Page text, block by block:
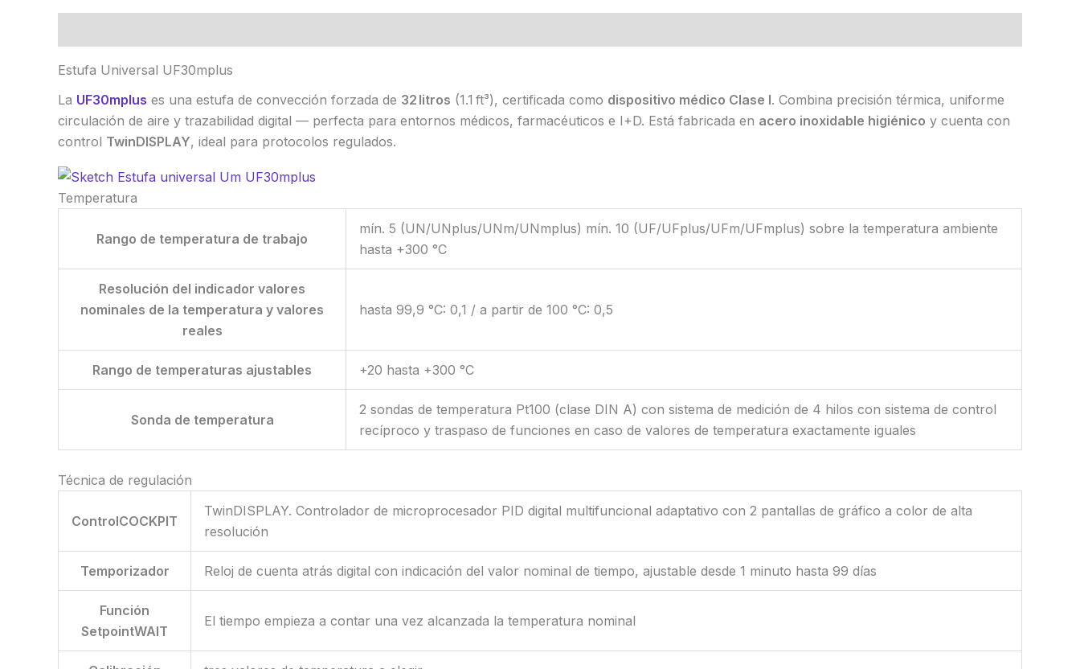
Estufa Universal UF30mplus
La UF30mplus es una estufa de convección forzada de 32 litros (1.1 ft³), certificada como dispositivo médico Clase I. Combina precisión térmica, uniforme
circulación de aire y trazabilidad digital — perfecta para entornos médicos, farmacéuticos e I+D. Está fabricada en acero inoxidable higiénico y cuenta con
control TwinDISPLAY, ideal para protocolos regulados.
Temperatura
Rango de temperatura de trabajo
mín. 5 (UN/UNplus/UNm/UNmplus) mín. 10 (UF/UFplus/UFm/UFmplus) sobre la temperatura ambiente
hasta +300 °C
Resolución del indicador valores
nominales de la temperatura y valores
reales
hasta 99,9 °C: 0,1 / a partir de 100 °C: 0,5
Rango de temperaturas ajustables +20 hasta +300 °C
Sonda de temperatura
2 sondas de temperatura Pt100 (clase DIN A) con sistema de medición de 4 hilos con sistema de control
recíproco y traspaso de funciones en caso de valores de temperatura exactamente iguales
Técnica de regulación
ControlCOCKPIT
TwinDISPLAY. Controlador de microprocesador PID digital multifuncional adaptativo con 2 pantallas de gráfico a color de alta
resolución
Temporizador Reloj de cuenta atrás digital con indicación del valor nominal de tiempo, ajustable desde 1 minuto hasta 99 días
Función
SetpointWAIT
El tiempo empieza a contar una vez alcanzada la temperatura nominal